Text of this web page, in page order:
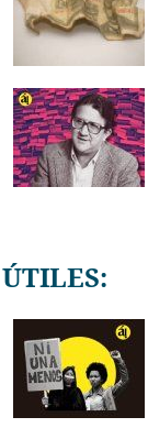
ÚTILES: